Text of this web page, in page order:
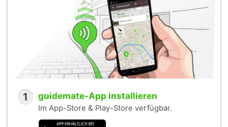
1 guidemate-App installieren
Im App-Store & Play-Store verfügbar.